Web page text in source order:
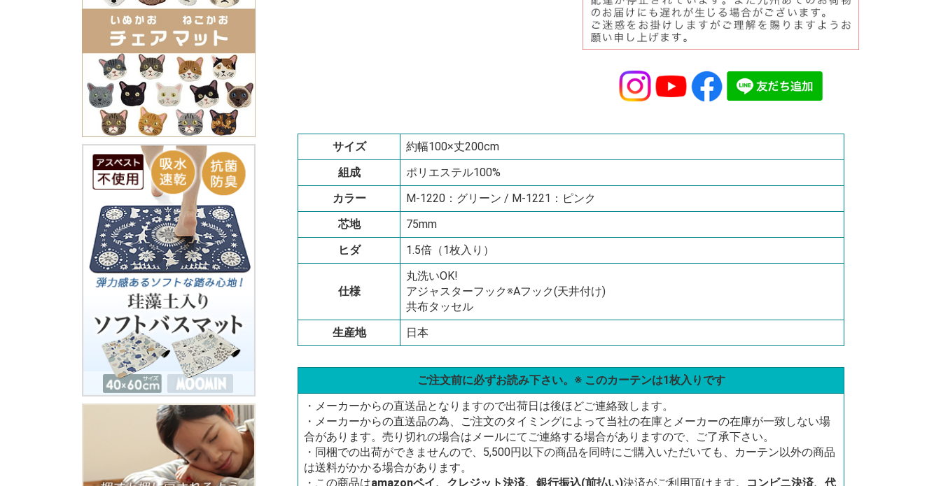
サイズ
約幅100×丈200cm
組成
ポリエステル100%
カラー
M-1220：グリーン / M-1221：ピンク
芯地
75mm
ヒダ
1.5倍（1枚入り）
仕様
丸洗いOK!
アジャスターフック※Aフック(天井付け)
共布タッセル
生産地
日本
ご注文前に必ずお読み下さい。※ このカーテンは1枚入りです
・メーカーからの直送品となりますので出荷日は後ほどご連絡致します。
・メーカーからの直送品の為、ご注文のタイミングによって当社の在庫とメーカーの在庫が一致しない場
合があります。売り切れの場合はメールにてご連絡する場合がありますので、ご了承下さい。
・同梱での出荷ができませんので、5,500円以下の商品を同時にご購入いただいても、カーテン以外の商品
は送料がかかる場合があります。
・この商品はamazonペイ、クレジット決済、銀行振込(前払い)決済がご利用頂けます。 コンビニ決済、代